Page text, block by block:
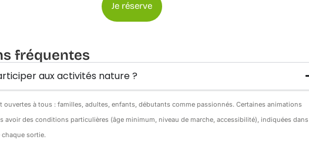
Je réserve
fréquentes
aux activités nature ?
ouvertes à tous : familles, adultes, enfants, débutants comme passionnés. Certaines animations
avoir des conditions particulières (âge minimum, niveau de marche, accessibilité), indiquées dans
sortie.